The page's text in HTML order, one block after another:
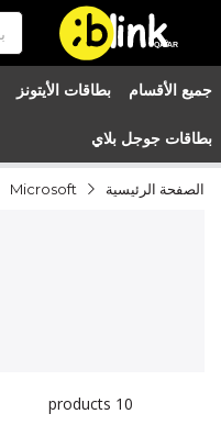
®
QATAR
جميع الأقسام بطاقات الأيتونز
بطاقات جوجل بلاي
الصفحة الرئيسية Microsoft
10
products